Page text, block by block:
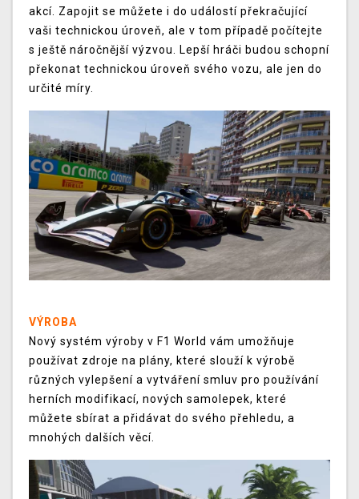
akcí. Zapojit se můžete i do událostí překračující
vaši technickou úroveň, ale v tom případě počítejte
s ještě náročnější výzvou. Lepší hráči budou schopní
překonat technickou úroveň svého vozu, ale jen do
určité míry.
VÝROBA
Nový systém výroby v F1 World vám umožňuje
používat zdroje na plány, které slouží k výrobě
různých vylepšení a vytváření smluv pro používání
herních modifikací, nových samolepek, které
můžete sbírat a přidávat do svého přehledu, a
mnohých dalších věcí.